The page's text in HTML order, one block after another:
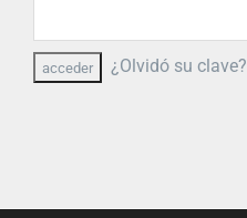
¿Olvidó su clave?